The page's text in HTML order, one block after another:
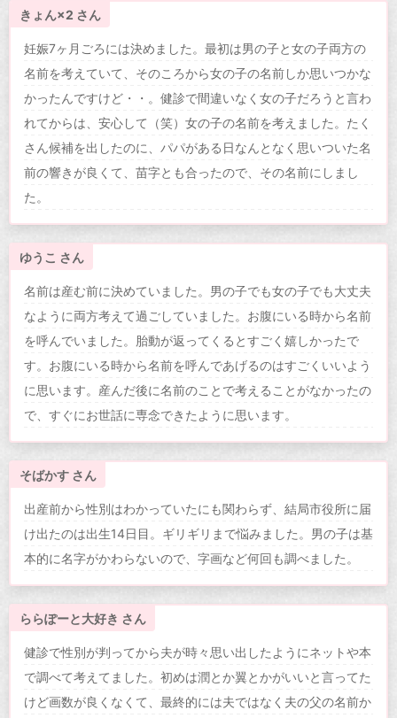
きょん×2 さん
妊娠7ヶ月ごろには決めました。最初は男の子と女の子両方の
名前を考えていて、そのころから女の子の名前しか思いつかな
かったんですけど・・。健診で間違いなく女の子だろうと言わ
れてからは、安心して（笑）女の子の名前を考えました。たく
さん候補を出したのに、パパがある日なんとなく思いついた名
前の響きが良くて、苗字とも合ったので、その名前にしまし
た。
ゆうこ さん
名前は産む前に決めていました。男の子でも女の子でも大丈夫
なように両方考えて過ごしていました。お腹にいる時から名前
を呼んでいました。胎動が返ってくるとすごく嬉しかったで
す。お腹にいる時から名前を呼んであげるのはすごくいいよう
に思います。産んだ後に名前のことで考えることがなかったの
で、すぐにお世話に専念できたように思います。
そばかす さん
出産前から性別はわかっていたにも関わらず、結局市役所に届
け出たのは出生14日目。ギリギリまで悩みました。男の子は基
本的に名字がかわらないので、字画など何回も調べました。
ららぽーと大好き さん
健診で性別が判ってから夫が時々思い出したようにネットや本
で調べて考えてました。初めは潤とか翼とかがいいと言ってた
けど画数が良くなくて、最終的には夫ではなく夫の父の名前か